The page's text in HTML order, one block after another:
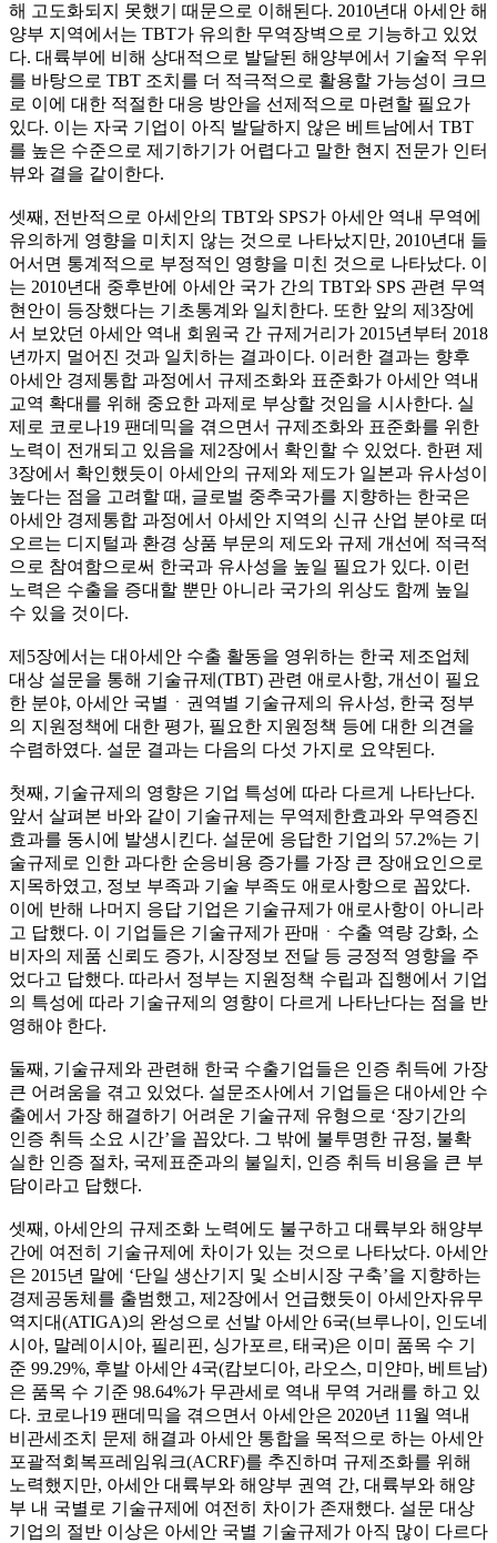
해 고도화되지 못했기 때문으로 이해된다. 2010년대 아세안 해
양부 지역에서는 TBT가 유의한 무역장벽으로 기능하고 있었
다. 대륙부에 비해 상대적으로 발달된 해양부에서 기술적 우위
를 바탕으로 TBT 조치를 더 적극적으로 활용할 가능성이 크므
로 이에 대한 적절한 대응 방안을 선제적으로 마련할 필요가
있다. 이는 자국 기업이 아직 발달하지 않은 베트남에서 TBT
를 높은 수준으로 제기하기가 어렵다고 말한 현지 전문가 인터
뷰와 결을 같이한다.
셋째, 전반적으로 아세안의 TBT와 SPS가 아세안 역내 무역에
유의하게 영향을 미치지 않는 것으로 나타났지만, 2010년대 들
어서면 통계적으로 부정적인 영향을 미친 것으로 나타났다. 이
는 2010년대 중후반에 아세안 국가 간의 TBT와 SPS 관련 무역
현안이 등장했다는 기초통계와 일치한다. 또한 앞의 제3장에
서 보았던 아세안 역내 회원국 간 규제거리가 2015년부터 2018
년까지 멀어진 것과 일치하는 결과이다. 이러한 결과는 향후
아세안 경제통합 과정에서 규제조화와 표준화가 아세안 역내
교역 확대를 위해 중요한 과제로 부상할 것임을 시사한다. 실
제로 코로나19 팬데믹을 겪으면서 규제조화와 표준화를 위한
노력이 전개되고 있음을 제2장에서 확인할 수 있었다. 한편 제
3장에서 확인했듯이 아세안의 규제와 제도가 일본과 유사성이
높다는 점을 고려할 때, 글로벌 중추국가를 지향하는 한국은
아세안 경제통합 과정에서 아세안 지역의 신규 산업 분야로 떠
오르는 디지털과 환경 상품 부문의 제도와 규제 개선에 적극적
으로 참여함으로써 한국과 유사성을 높일 필요가 있다. 이런
노력은 수출을 증대할 뿐만 아니라 국가의 위상도 함께 높일
수 있을 것이다.
제5장에서는 대아세안 수출 활동을 영위하는 한국 제조업체
대상 설문을 통해 기술규제(TBT) 관련 애로사항, 개선이 필요
한 분야, 아세안 국별ㆍ권역별 기술규제의 유사성, 한국 정부
의 지원정책에 대한 평가, 필요한 지원정책 등에 대한 의견을
수렴하였다. 설문 결과는 다음의 다섯 가지로 요약된다.
첫째, 기술규제의 영향은 기업 특성에 따라 다르게 나타난다.
앞서 살펴본 바와 같이 기술규제는 무역제한효과와 무역증진
효과를 동시에 발생시킨다. 설문에 응답한 기업의 57.2%는 기
술규제로 인한 과다한 순응비용 증가를 가장 큰 장애요인으로
지목하였고, 정보 부족과 기술 부족도 애로사항으로 꼽았다.
이에 반해 나머지 응답 기업은 기술규제가 애로사항이 아니라
고 답했다. 이 기업들은 기술규제가 판매ㆍ수출 역량 강화, 소
비자의 제품 신뢰도 증가, 시장정보 전달 등 긍정적 영향을 주
었다고 답했다. 따라서 정부는 지원정책 수립과 집행에서 기업
의 특성에 따라 기술규제의 영향이 다르게 나타난다는 점을 반
영해야 한다.
둘째, 기술규제와 관련해 한국 수출기업들은 인증 취득에 가장
큰 어려움을 겪고 있었다. 설문조사에서 기업들은 대아세안 수
출에서 가장 해결하기 어려운 기술규제 유형으로 ‘장기간의
인증 취득 소요 시간’을 꼽았다. 그 밖에 불투명한 규정, 불확
실한 인증 절차, 국제표준과의 불일치, 인증 취득 비용을 큰 부
담이라고 답했다.
셋째, 아세안의 규제조화 노력에도 불구하고 대륙부와 해양부
간에 여전히 기술규제에 차이가 있는 것으로 나타났다. 아세안
은 2015년 말에 ‘단일 생산기지 및 소비시장 구축’을 지향하는
경제공동체를 출범했고, 제2장에서 언급했듯이 아세안자유무
역지대(ATIGA)의 완성으로 선발 아세안 6국(브루나이, 인도네
시아, 말레이시아, 필리핀, 싱가포르, 태국)은 이미 품목 수 기
준 99.29%, 후발 아세안 4국(캄보디아, 라오스, 미얀마, 베트남)
은 품목 수 기준 98.64%가 무관세로 역내 무역 거래를 하고 있
다. 코로나19 팬데믹을 겪으면서 아세안은 2020년 11월 역내
비관세조치 문제 해결과 아세안 통합을 목적으로 하는 아세안
포괄적회복프레임워크(ACRF)를 추진하며 규제조화를 위해
노력했지만, 아세안 대륙부와 해양부 권역 간, 대륙부와 해양
부 내 국별로 기술규제에 여전히 차이가 존재했다. 설문 대상
기업의 절반 이상은 아세안 국별 기술규제가 아직 많이 다르다